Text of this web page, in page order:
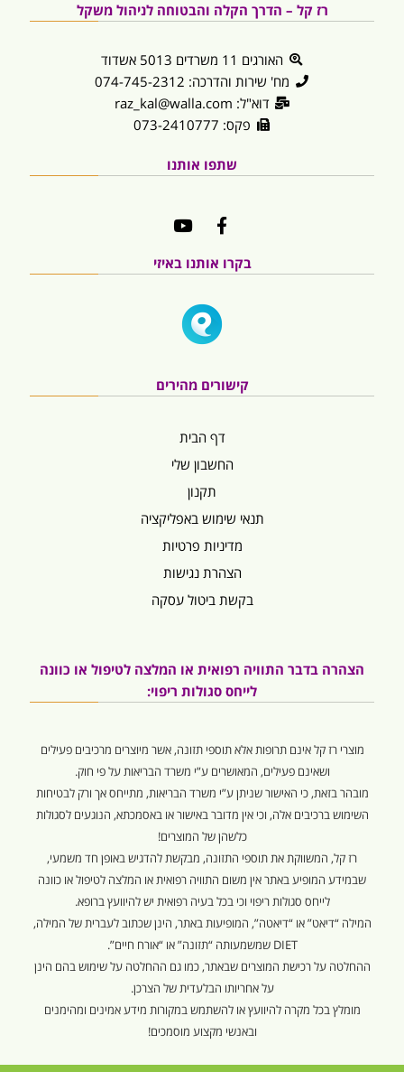
רז קל – הדרך הקלה והבטוחה לניהול משקל
האורגים 11 משרדים 5013 אשדוד
מח' שירות והדרכה: 074-745-2312
דוא"ל: raz_kal@walla.com
פקס: 073-2410777
שתפו אותנו
בקרו אותנו באיזי
קישורים מהירים
דף הבית
החשבון שלי
תקנון
תנאי שימוש באפליקציה
מדיניות פרטיות
הצהרת נגישות
בקשת ביטול עסקה
הצהרה בדבר התוויה רפואית או המלצה לטיפול או כוונה
לייחס סגולות ריפוי:
מוצרי רז קל אינם תרופות אלא תוספי תזונה, אשר מיוצרים מרכיבים פעילים
ושאינם פעילים, המאושרים ע”י משרד הבריאות על פי חוק.
מובהר בזאת, כי האישור שניתן ע”י משרד הבריאות, מתייחס אך ורק לבטיחות
השימוש ברכיבים אלה, וכי אין מדובר באישור או באסמכתא, הנוגעים לסגולות
כלשהן של המוצרים!
רז קל, המשווקת את תוספי התזונה, מבקשת להדגיש באופן חד משמעי,
שבמידע המופיע באתר אין משום התוויה רפואית או המלצה לטיפול או כוונה
לייחס סגולות ריפוי וכי בכל בעיה רפואית יש להיוועץ ברופא.
המילה “דיאט” או “דיאטה”, המופיעות באתר, הינן שכתוב לעברית של המילה,
DIET שמשמעותה “תזונה” או “אורח חיים”.
ההחלטה על רכישת המוצרים שבאתר, כמו גם ההחלטה על שימוש בהם הינן
על אחריותו הבלעדית של הצרכן.
מומלץ בכל מקרה להיוועץ או להשתמש במקורות מידע אמינים ומהימנים
ובאנשי מקצוע מוסמכים!